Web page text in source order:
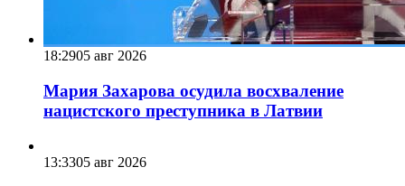
18:2905 авг 2026
Мария Захарова осудила восхваление
нацистского преступника в Латвии
13:3305 авг 2026